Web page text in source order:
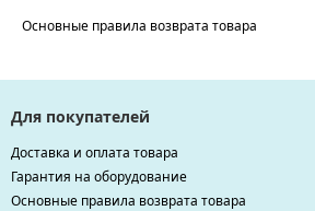
Основные правила возврата товара
Для покупателей
Доставка и оплата товара
Гарантия на оборудование
Основные правила возврата товара